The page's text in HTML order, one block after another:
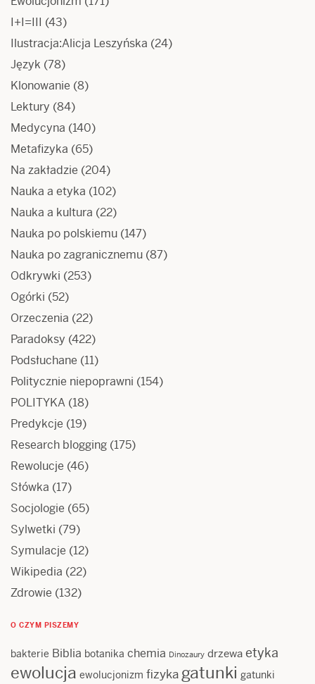
I+I=III (43)
Ilustracja:Alicja Leszyńska (24)
Język (78)
Klonowanie (8)
Lektury (84)
Medycyna (140)
Metafizyka (65)
Na zakładzie (204)
Nauka a etyka (102)
Nauka a kultura (22)
Nauka po polskiemu (147)
Nauka po zagranicznemu (87)
Odkrywki (253)
Ogórki (52)
Orzeczenia (22)
Paradoksy (422)
Podsłuchane (11)
Politycznie niepoprawni (154)
POLITYKA (18)
Predykcje (19)
Research blogging (175)
Rewolucje (46)
Słówka (17)
Socjologie (65)
Sylwetki (79)
Symulacje (12)
Wikipedia (22)
Zdrowie (132)
O CZYM PISZEMY
bakterie Biblia botanika chemia Dinozaury drzewa etyka
ewolucja ewolucjonizm fizyka gatunki gatunki